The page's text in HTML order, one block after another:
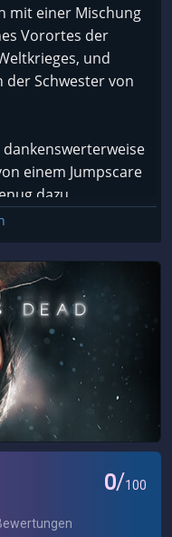
mit einer Mischung
Vorortes der
und
Schwester von
dankenswerterweise
einem Jumpscare
dazu
genauso
Vieles
zu
im Kopf.
die Kulisse für
in sich. Die
aufpoppt und
worum es hier
Personen mit
genommen